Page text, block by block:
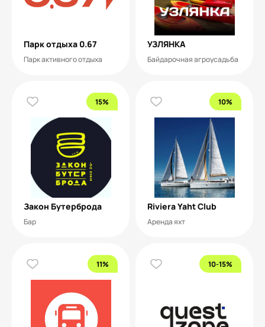
Парк отдыха 0.67
Парк активного отдыха
УЗЛЯНКА
Байдарочная агроусадьба
15%
Закон Бутерброда
Бар
10%
Riviera Yaht Club
Аренда яхт
11% 10-15%